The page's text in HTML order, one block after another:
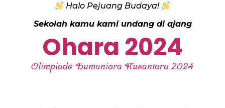
Halo Pejuang Budaya!
Sekolah kamu kami undang di ajang
Ohara 2024
Olimpiade Humaniora Nusantara 2024